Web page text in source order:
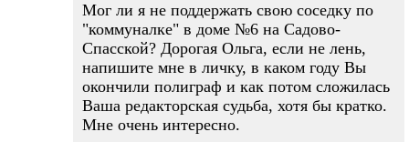
Мог ли я не поддержать свою соседку по
"коммуналке" в доме №6 на Садово-
Спасской? Дорогая Ольга, если не лень,
напишите мне в личку, в каком году Вы
окончили полиграф и как потом сложилась
Ваша редакторская судьба, хотя бы кратко.
Мне очень интересно.